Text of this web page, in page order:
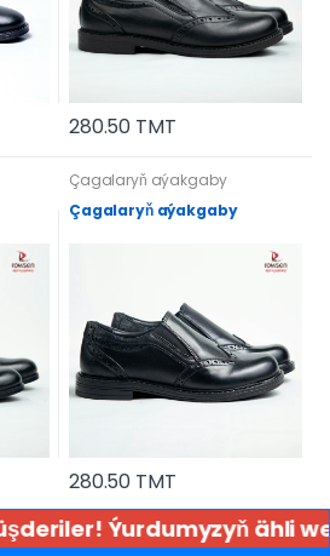
280.50 TMT
Çagalaryň aýakgaby
Çagalaryň aýakgaby
280.50 TMT
Ýurdumyzyň ähli